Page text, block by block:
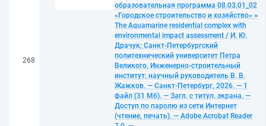
268
образовательная программа 08.03.01_02
«Городское строительство и хозяйство» =
The Aquamarine residential complex with
environmental impact assessment / И. Ю.
Драчук; Санкт-Петербургский
политехнический университет Петра
Великого, Инженерно-строительный
институт; научный руководитель В. В.
Жажков. — Санкт-Петербург, 2026. — 1
файл (31 Мб). — Загл. с титул. экрана. —
Доступ по паролю из сети Интернет
(чтение, печать). — Adobe Acrobat Reader